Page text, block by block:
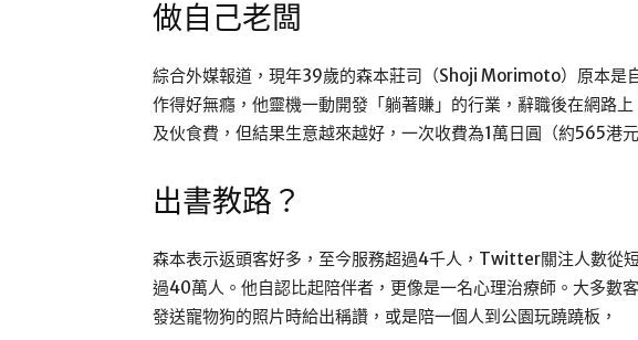
做自己老闆
綜合外媒報道，現年39歲的森本莊司（Shoji Morimoto）原本是
作得好無癮，他靈機一動開發「躺著賺」的行業，辭職後在網路
及伙食費，但結果生意越來越好，一次收費為1萬日圓（約565港元
出書教路？
森本表示返頭客好多，至今服務超過4千人，Twitter關注人數從
過40萬人。他自認比起陪伴者，更像是一名心理治療師。大多數
發送寵物狗的照片時給出稱讚，或是陪一個人到公園玩蹺蹺板，